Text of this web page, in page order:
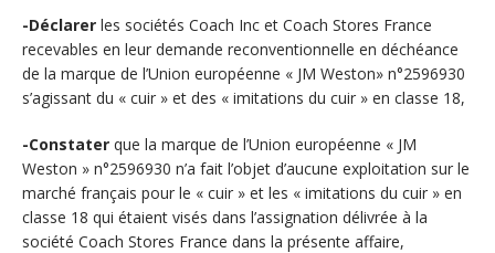
-Déclarer les sociétés Coach Inc et Coach Stores France
recevables en leur demande reconventionnelle en déchéance
de la marque de l’Union européenne « JM Weston» n°2596930
s’agissant du « cuir » et des « imitations du cuir » en classe 18,
-Constater que la marque de l’Union européenne « JM
Weston » n°2596930 n’a fait l’objet d’aucune exploitation sur le
marché français pour le « cuir » et les « imitations du cuir » en
classe 18 qui étaient visés dans l’assignation délivrée à la
société Coach Stores France dans la présente affaire,